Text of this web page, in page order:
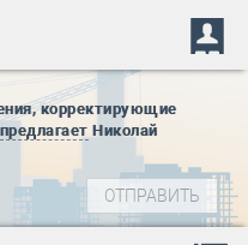
корректирующие
предлагает Николай